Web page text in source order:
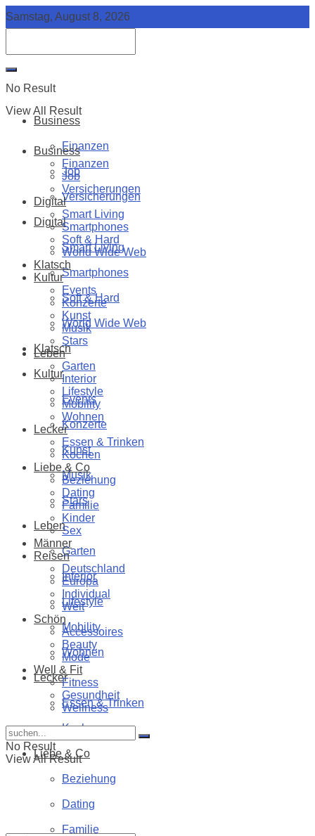
Samstag, August 8, 2026
No Result
View All Result
Business
Finanzen
Job
Versicherungen
Digital
Smart Living
Smartphones
Soft & Hard
World Wide Web
Klatsch
Kultur
Events
Konzerte
Kunst
Musik
Stars
Leben
Garten
Interior
Lifestyle
Mobility
Wohnen
Lecker
Essen & Trinken
Kochen
Liebe & Co
Beziehung
Dating
Familie
Business
Finanzen
Job
Versicherungen
Digital
Smart Living
Smartphones
Soft & Hard
World Wide Web
Klatsch
Kultur
Events
Konzerte
Kunst
Musik
Stars
Leben
Garten
Interior
Lifestyle
Mobility
Wohnen
Lecker
Essen & Trinken
Kochen
Liebe & Co
Beziehung
Dating
Familie
Kinder
Sex
Männer
Reisen
Deutschland
Europa
Individual
Welt
Schön
Accessoires
Beauty
Mode
Well & Fit
Fitness
Gesundheit
Wellness
No Result
View All Result